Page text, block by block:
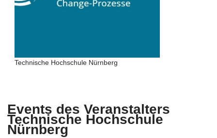
Technische Hochschule Nürnberg
Events des Veranstalters
Technische Hochschule
Nürnberg